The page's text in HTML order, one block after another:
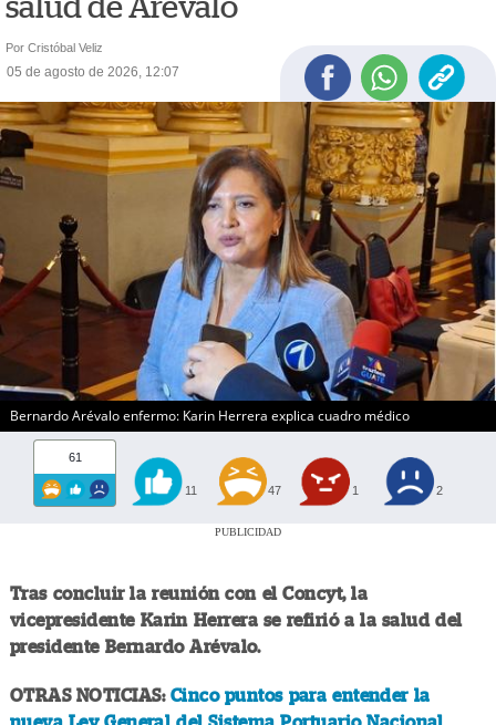
salud de Arévalo
Por Cristóbal Veliz
05 de agosto de 2026, 12:07
Bernardo Arévalo enfermo: Karin Herrera explica cuadro médico
61
11 47 1 2
PUBLICIDAD
Tras concluir la reunión con el Concyt, la
vicepresidente Karin Herrera se refirió a la salud del
presidente Bernardo Arévalo.
OTRAS NOTICIAS: Cinco puntos para entender la